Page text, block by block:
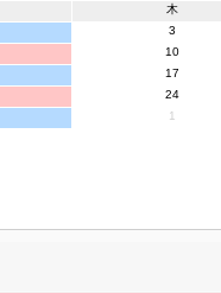
木
3
10
17
24
1